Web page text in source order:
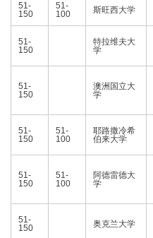
51-
150
51-
100
斯旺西大学
51-
150
特拉维夫大
学
51-
150
澳洲国立大
学
51-
150
51-
100
耶路撒冷希
伯来大学
51-
150
51-
100
阿德雷德大
学
51-
150
奥克兰大学